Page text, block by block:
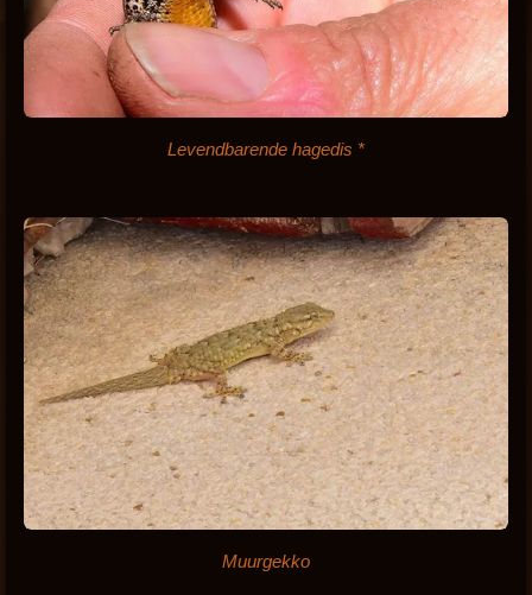
Levendbarende hagedis *
Muurgekko